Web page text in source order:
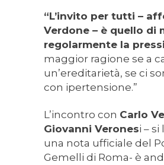
“L’invito per tutti –
Verdone – è quello di
regolarmente la
maggior ragione se a
un’ereditarietà, se ci
con ipertensione.”
L’incontro con Carlo
Giovanni Veronesi –
una nota ufficiale del
Gemelli di Roma- è